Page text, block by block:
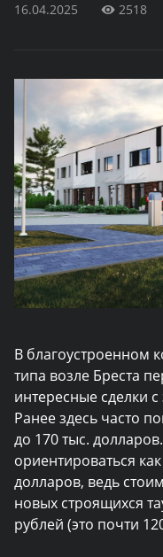
16.04.2025 2518
В благоустроенном
типа возле Бреста
интересные сделки
Ранее здесь часто
до 170 тыс.
ориентироваться
долларов, ведь
новых строящихся
рублей (это почти